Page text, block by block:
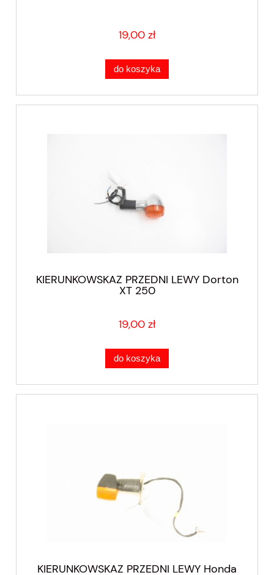
19,00 zł
do koszyka
KIERUNKOWSKAZ PRZEDNI LEWY Dorton
XT 250
19,00 zł
do koszyka
KIERUNKOWSKAZ PRZEDNI LEWY Honda